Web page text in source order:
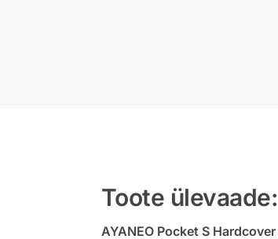
Toote ülevaade:
AYANEO Pocket S Hardcover